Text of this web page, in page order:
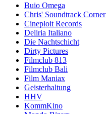
Buio Omega
Chris' Soundtrack Corner
Cineploit Records
Deliria Italiano
Die Nachtschicht
Dirty Pictures
Filmclub 813
Filmclub Bali
Film Maniax
Geisterhaltung
HHV
KommKino